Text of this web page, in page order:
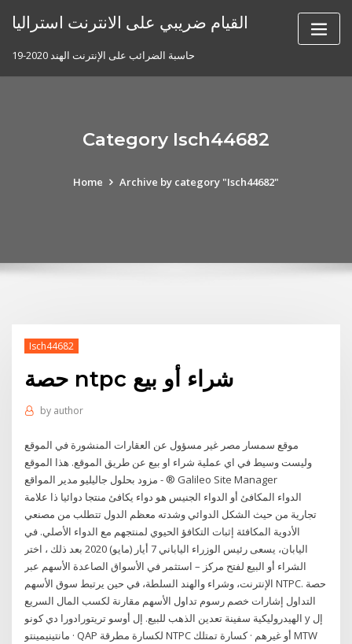
القيام ضريبي على الانترنت استراليا
حاسبة الضرائب على الإنترنت الهند 2020-19
Category Isch44682
Home Archive by category "Isch44682"
Isch44682
حصة ntpc شراء أو بيع
by author
موقع سمسار مصر غير مسؤول عن العقارات المنشورة في الموقع
وليست وسيط في اي عملية شراء او بيع عن طريق الموقع. هذا الموقع
مزود بحلول جاليليو مدير المواقع - ® Galileo Site Manager
الدواء المكافئ أو الدواء الجنيس هو دواء يكافئ منتجا دوائيا ذا علامة
تجارية من حيث الشكل الدوائي وشدته معظم الدول تتطلب من مصنعي
الأدوية المكافئة إثبات التكافؤ الحيوي لمنتجهم مع الدواء الأصلي. في
اليابان، يسعى رئيس الوزراء الياباني 7 أيار (مايو) 2020 بعد ذلك ، اختر
الشراء أو البيع لفتح مركز – استثمر في الأسواق الصاعدة الأسهم عبر
الإنترنت، وشراء والهند السلطة، في حين يرتبط سوق الأسهم NTPC. حصة
التداول إشارات خصم رسوم تداول الأسهم مقارنة لكسب المال السريع
الهيدروليكية سفينة تعدين الذهب للبيع. إل أوسو تريتورادورا دي كونو y إل
مانتينيمينتو · QAP لكسارة مطرقة NTPC أو غيرهم · كسارة تمتلك MTW